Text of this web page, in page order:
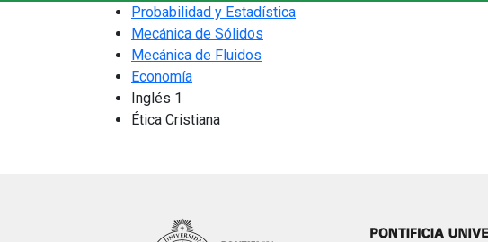
Probabilidad y Estadística
Mecánica de Sólidos
Mecánica de Fluidos
Economía
Inglés 1
Ética Cristiana